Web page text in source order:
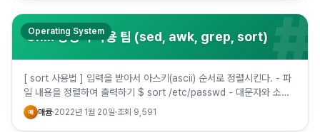
Unix 명령어 사용 팁 (sed, awk, grep, sort) #
Operating System
[ sort 사용법 ] 입력을 받아서 아스키(ascii) 순서로 정렬시킨다. - 파
일 내용을 정렬하여 출력하기 $ sort /etc/passwd - 대문자와 소문
자를 가리지 않고 정렬시키기. $ l…
매 매큠·2022년 1월 20일·조회 9,591